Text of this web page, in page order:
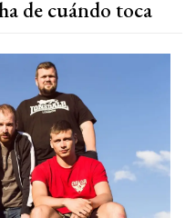
de cuándo toca